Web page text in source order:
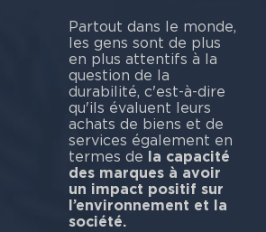
Partout dans le monde,
les gens sont de plus
en plus attentifs à la
question de la
durabilité, c'est-à-dire
qu'ils évaluent leurs
achats de biens et de
services également en
termes de
la capacité
des marques à avoir
un impact positif sur
l’environnement et la
société.